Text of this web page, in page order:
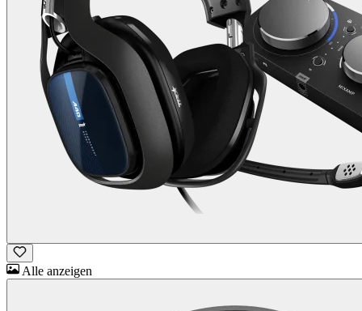
Alle anzeigen